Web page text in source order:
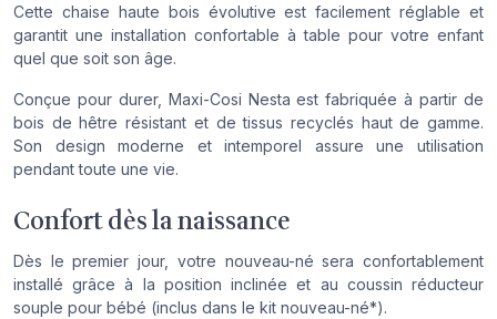
Cette chaise haute bois évolutive est facilement réglable et
garantit une installation confortable à table pour votre enfant
quel que soit son âge.
Conçue pour durer, Maxi-Cosi Nesta est fabriquée à partir de
bois de hêtre résistant et de tissus recyclés haut de gamme.
Son design moderne et intemporel assure une utilisation
pendant toute une vie.
Confort dès la naissance
Dès le premier jour, votre nouveau-né sera confortablement
installé grâce à la position inclinée et au coussin réducteur
souple pour bébé (inclus dans le kit nouveau-né*).